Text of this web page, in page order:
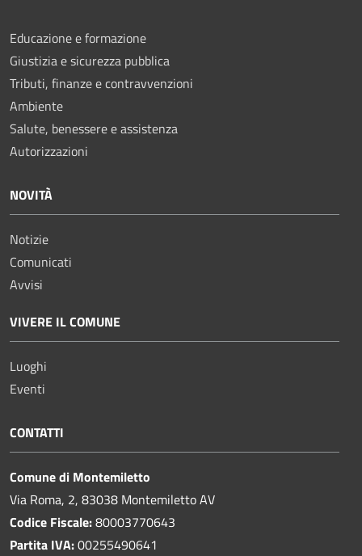
Educazione e formazione
Giustizia e sicurezza pubblica
Tributi, finanze e contravvenzioni
Ambiente
Salute, benessere e assistenza
Autorizzazioni
NOVITÀ
Notizie
Comunicati
Avvisi
VIVERE IL COMUNE
Luoghi
Eventi
CONTATTI
Comune di Montemiletto
Via Roma, 2, 83038 Montemiletto AV
Codice Fiscale:80003770643
Partita IVA:00255490641